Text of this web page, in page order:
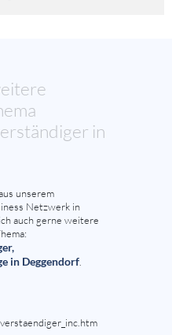
in
unserem
Netzwerk in
auch gerne weitere
in Deggendorf